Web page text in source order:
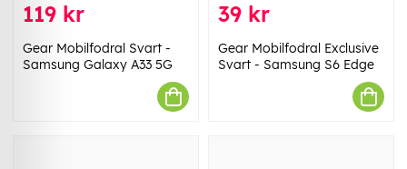
119 kr
Gear Mobilfodral Svart -
Samsung Galaxy A33 5G
39 kr
Gear Mobilfodral Exclusive
Svart - Samsung S6 Edge